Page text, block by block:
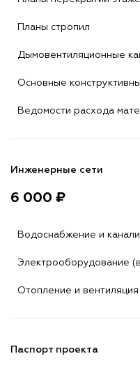
Планы стропил
Дымовентиляционные
Основные
Ведомости расхода
Инженерные сети
6 000 ₽
Водоснабжение и
Электрооборудование
Отопление и вентиляция
Паспорт проекта